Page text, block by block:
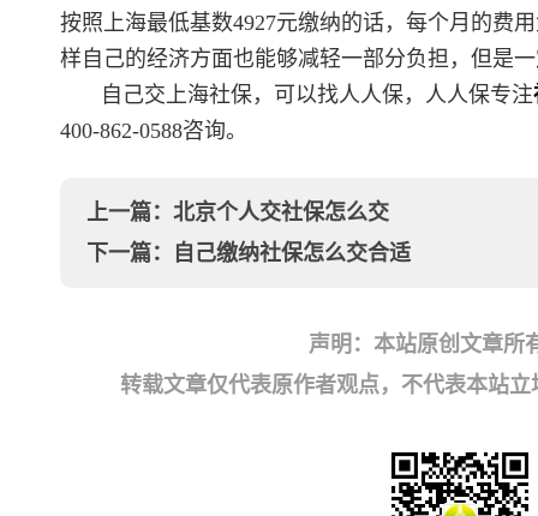
按照上海最低基数4927元缴纳的话，每个月的费
样自己的经济方面也能够减轻一部分负担，但是
自己交上海社保，可以找人人保，人人保专注
400-862-0588咨询。
上一篇： 北京个人交社保怎么交
下一篇：
自己缴纳社保怎么交合适
声明：本站原创文章所
转载文章仅代表原作者观点，不代表本站